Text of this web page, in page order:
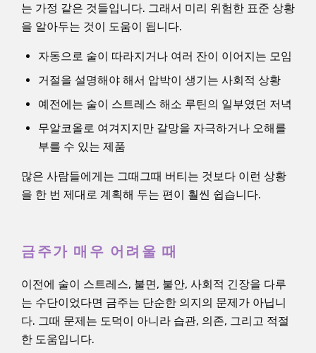
는 가정 같은 것들입니다. 그래서 미리 위험한 표준 상황
을 알아두는 것이 도움이 됩니다.
자동으로 술이 따라지거나 여러 잔이 이어지는 모임
거절을 설명해야 해서 압박이 생기는 사회적 상황
예전에는 술이 스트레스 해소 루틴의 일부였던 저녁
무알코올로 여겨지지만 갈망을 자극하거나 오해를
부를 수 있는 제품
많은 사람들에게는 그때그때 버티는 것보다 이런 상황
을 한 번 제대로 계획해 두는 편이 훨씬 쉽습니다.
금주가 매우 어려울 때
이전에 술이 스트레스, 불면, 불안, 사회적 긴장을 다루
는 수단이었다면 금주는 단순한 의지의 문제가 아닙니
다. 그때 문제는 도덕이 아니라 습관, 의존, 그리고 적절
한 도움입니다.